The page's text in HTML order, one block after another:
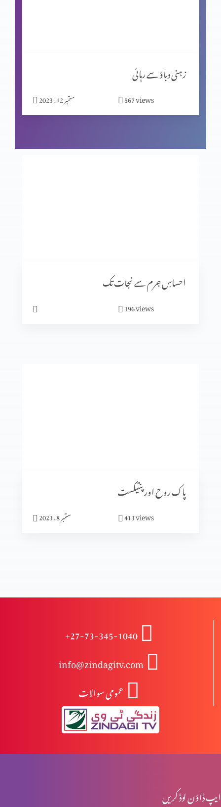
مسیحیت اور شاگردیت پارٹ 2
نیا سال کیوں مناتے ہیں؟
ایمان میں کیسے آگے بڑھیں؟
انبیاء و بزرگ – دانی ایل
انبیاء و بزرگ – حزقی ایل (حصہ 2)
انبیا ءو بزرگ – حزقی ایل
انبیا ءو بزرگ – یرمیاہ (حصہ 2)
زہنی دباؤ سے رہائی
ستمبر 12, 2023 567views
احساسِ جرم سے نجات تک
396views
پاک روح اور پنتیکست
ستمبر 8, 2023 413views
+27-73-345-1040
info@zindagitv.com
عمومی سوالات
ایپ ڈاؤن لوڈ کریں